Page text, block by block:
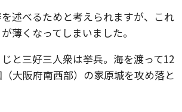
述べるためと考えられますが、これ
薄くなってしまいました。
と三好三人衆は挙兵。海を渡って12
大阪府南西部）の家原城を攻め落と